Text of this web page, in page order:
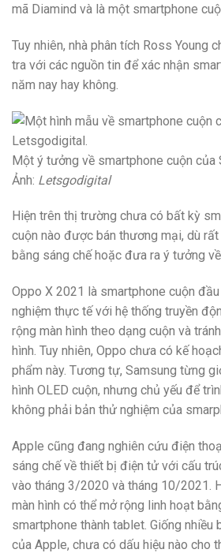
mã Diamind và là một smartphone
Tuy nhiên, nhà phân tích Ross Young
tra với các nguồn tin để xác nhận
năm nay hay không.
Một ý tưởng về smartphone cuộn của
Ảnh: Letsgodigital
Hiện trên thị trường chưa có bất kỳ
cuộn nào được bán thương mại, dù
bằng sáng chế hoặc đưa ra ý tưởng
Oppo X 2021 là smartphone cuộn
nghiệm thực tế với hệ thống truyền
rộng màn hình theo dạng cuộn và
hình. Tuy nhiên, Oppo chưa có kế
phẩm này. Tương tự, Samsung từng
hình OLED cuộn, nhưng chủ yếu để
không phải bản thử nghiệm của
Apple cũng đang nghiên cứu điện
sáng chế về thiết bị điện tử với cấu
vào tháng 3/2020 và tháng 10/2021.
màn hình có thể mở rộng linh hoạt
smartphone thành tablet. Giống nhiều
của Apple, chưa có dấu hiệu nào cho